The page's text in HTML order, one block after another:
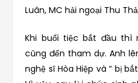
Luân, MC hải ngoại Thu
Khi buổi tiệc bắt đầu thì
cũng đến tham dự. Anh
nghệ sĩ Hòa Hiệp và “ bị